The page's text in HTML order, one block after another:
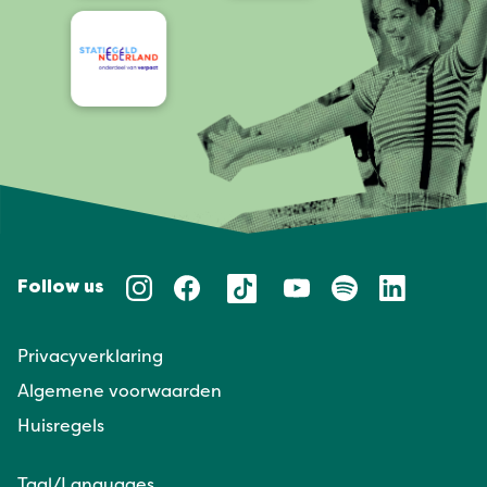
Follow us
Privacyverklaring
Algemene voorwaarden
Huisregels